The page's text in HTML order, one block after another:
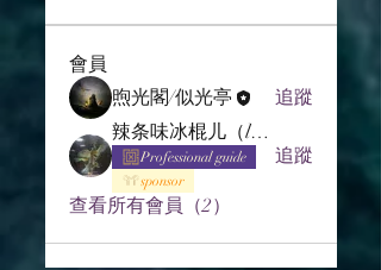
會員
煦光閣/似光亭
追蹤
辣条味冰棍儿（lof别玩了要氪金的）
Professional guide
sponsor
追蹤
查看所有會員（2）